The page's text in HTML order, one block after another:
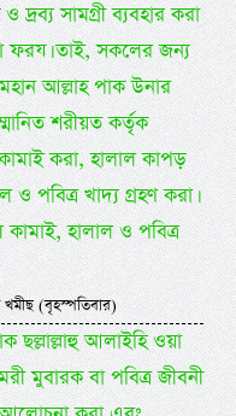
সামগ্রী ব্যবহার করা
ফরয। তাই, সকলের জন্য
আল্লাহ পাক উনার
শরীয়ত কর্তৃক
করা, হালাল কাপড়
ও পবিত্র খাদ্য গ্রহণ করা।
হালাল ও পবিত্র
(বৃহস্পতিবার)
ছল্লাল্লাহু আলাইহি ওয়া
মুবারক বা পবিত্র জীবনী